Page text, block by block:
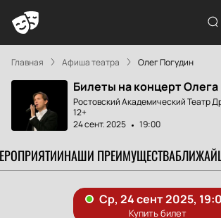
Главная Афиша театра Олег Погудин
Билеты на концерт
Ростовский Академический Театр
12+
24 сент. 2025
19:00
НАШИ ПРЕИМУЩЕСТВА